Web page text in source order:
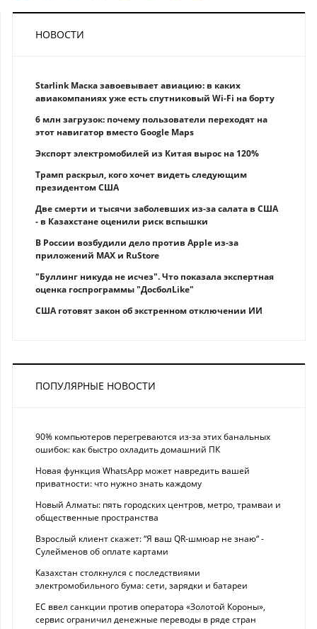
НОВОСТИ
Starlink Маска завоевывает авиацию: в каких
авиакомпаниях уже есть спутниковый Wi-Fi на борту
6 млн загрузок: почему пользователи переходят на
этот навигатор вместо Google Maps
Экспорт электромобилей из Китая вырос на 120%
Трамп раскрыл, кого хочет видеть следующим
президентом США
Две смерти и тысячи заболевших из-за салата в США
- в Казахстане оценили риск вспышки
В России возбудили дело против Apple из-за
приложений MAX и RuStore
"Буллинг никуда не исчез". Что показала экспертная
оценка госпрограммы "ДосболLike"
США готовят закон об экстренном отключении ИИ
ПОПУЛЯРНЫЕ НОВОСТИ
90% компьютеров перегреваются из-за этих банальных
ошибок: как быстро охладить домашний ПК
Новая функция WhatsApp может навредить вашей
приватности: что нужно знать каждому
Новый Алматы: пять городских центров, метро, трамваи и
общественные пространства
Взрослый клиент скажет: “Я ваш QR-шмюар не знаю“ -
Сулейменов об оплате картами
Казахстан столкнулся с последствиями
электромобильного бума: сети, зарядки и батареи
ЕС ввел санкции против оператора «Золотой Короны»,
сервис ограничил денежные переводы в ряде стран